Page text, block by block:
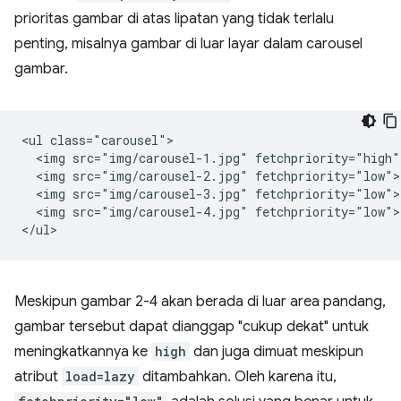
prioritas gambar di atas lipatan yang tidak terlalu
penting, misalnya gambar di luar layar dalam carousel
gambar.
<ul class="carousel">
<img src="img/carousel-1.jpg"
  <img src="img/carousel-2.jpg" fetchpriority="low">
  <img src="img/carousel-3.jpg" fetchpriority="low">
  <img src="img/carousel-4.jpg" fetchpriority="low">
Meskipun gambar 2-4 akan berada di luar area pandang,
gambar tersebut dapat dianggap "cukup dekat" untuk
meningkatkannya ke high dan juga dimuat meskipun
atribut load=lazy ditambahkan. Oleh karena itu,